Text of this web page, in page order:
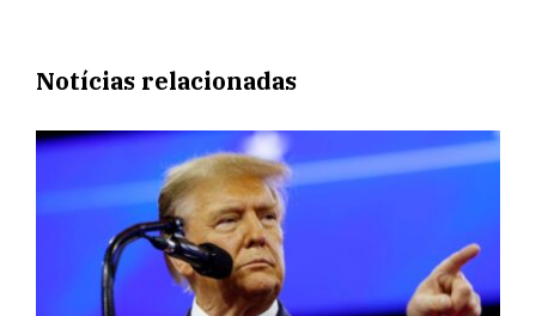
Notícias relacionadas